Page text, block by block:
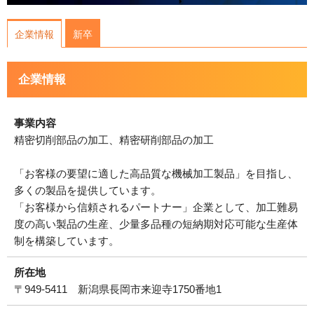
企業情報 新卒
企業情報
事業内容
精密切削部品の加工、精密研削部品の加工
「お客様の要望に適した高品質な機械加工製品」を目指し、
多くの製品を提供しています。
「お客様から信頼されるパートナー」企業として、加工難易
度の高い製品の生産、少量多品種の短納期対応可能な生産体
制を構築しています。
所在地
〒949‐5411 新潟県長岡市来迎寺1750番地1